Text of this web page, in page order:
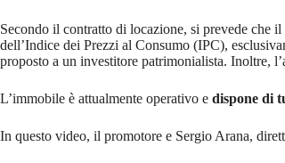
Secondo il contratto di locazione, si prevede che il
dell’Indice dei Prezzi al Consumo (IPC),
proposto a un investitore patrimonialista. Inoltre,
L’immobile è attualmente operativo e dispone di
In questo video, il promotore e Sergio Arana,